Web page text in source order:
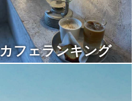
カフェランキング